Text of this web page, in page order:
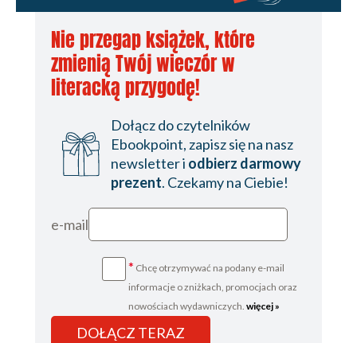
Nie przegap książek, które
zmienią Twój wieczór w
literacką przygodę!
Dołącz do czytelników
Ebookpoint, zapisz się na nasz
newsletter i odbierz darmowy
prezent. Czekamy na Ciebie!
e-mail
* Chcę otrzymywać na podany e-mail
informacje o zniżkach, promocjach oraz
nowościach wydawniczych. więcej »
DOŁĄCZ TERAZ